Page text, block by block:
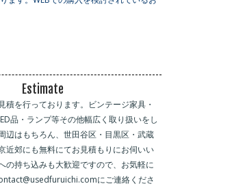
Estimate
積を行っております。ビンテージ家具・
品・ランプ等その他幅広く取り扱いをし
辺はもちろん、世田谷区・目黒区・武蔵
近郊にも無料にてお見積もりにお伺いい
の持ち込みも大歓迎ですので、お気軽に
にご連絡くださ